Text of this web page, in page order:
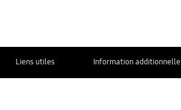
Liens utiles Information additionnelle